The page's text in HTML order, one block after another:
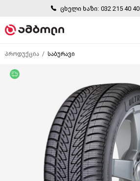
ცხელი ხაზი: 032 215 40 40
პროდუქცია საბურავი